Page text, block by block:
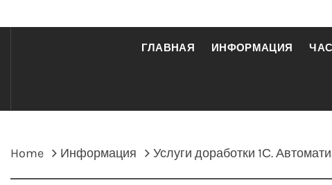
ГЛАВНАЯ ИНФОРМАЦИЯ
Home Информация Услуги доработки 1С.